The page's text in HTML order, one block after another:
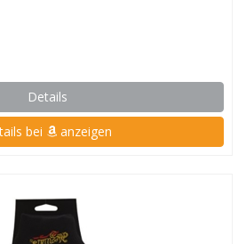
Details
bei anzeigen